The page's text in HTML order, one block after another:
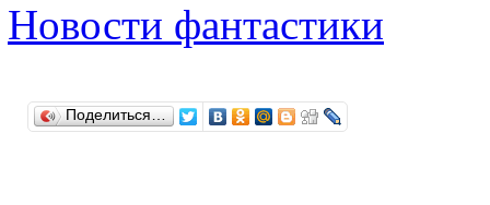
Новости фантастики
Поделиться…